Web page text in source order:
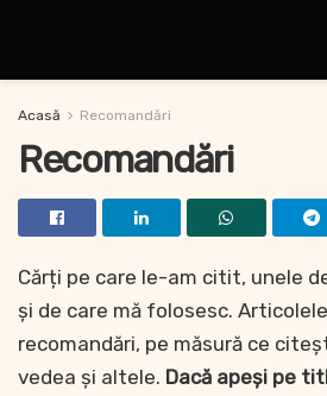
Acasă Recomandări
Recomandări
Cărți pe care le-am citit, unele
și de care mă folosesc.
recomandări, pe măsură ce
vedea și altele. Dacă apeși pe